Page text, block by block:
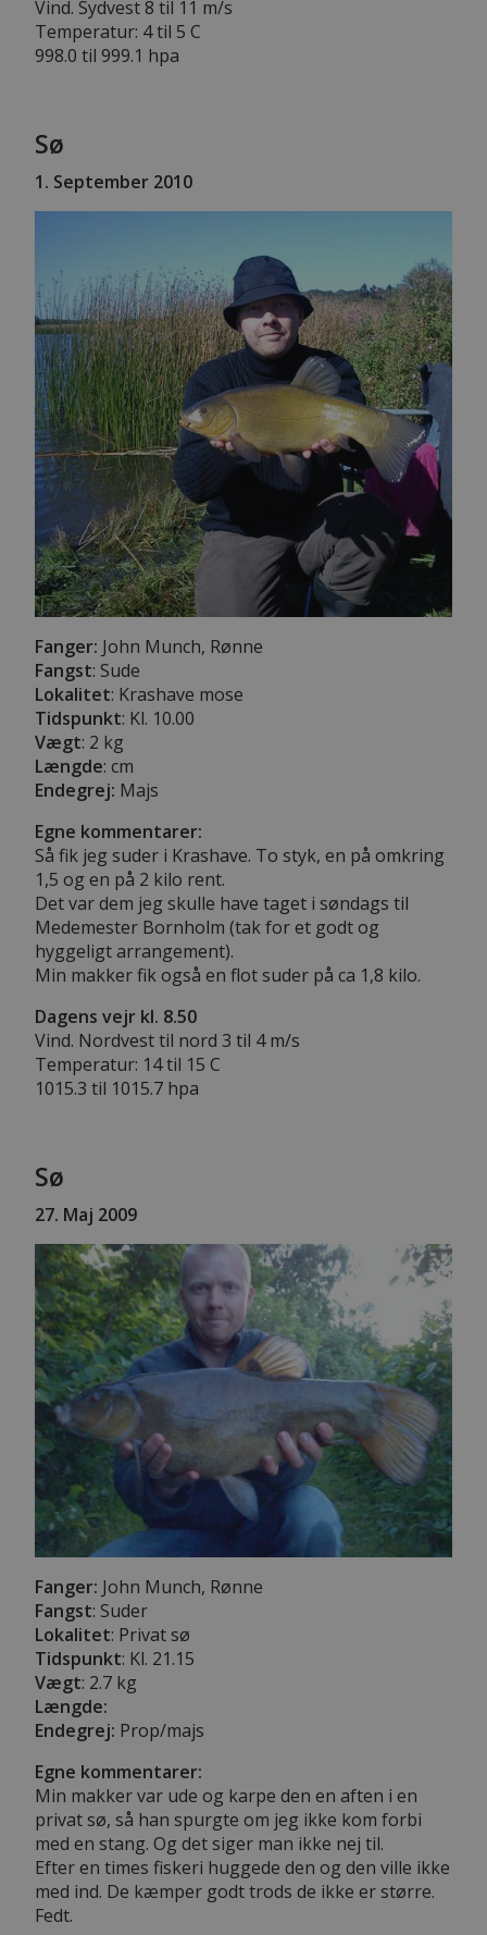
Vind. Sydvest 8 til 11 m/s
Temperatur: 4 til 5 C
998.0 til 999.1 hpa
Sø
1. September 2010
Fanger: John Munch, Rønne
Fangst: Sude
Lokalitet: Krashave mose
Tidspunkt: Kl. 10.00
Vægt: 2 kg
Længde: cm
Endegrej: Majs
Egne kommentarer:
Så fik jeg suder i Krashave. To styk, en på omkring
1,5 og en på 2 kilo rent.
Det var dem jeg skulle have taget i søndags til
Medemester Bornholm (tak for et godt og
hyggeligt arrangement).
Min makker fik også en flot suder på ca 1,8 kilo.
Dagens vejr kl. 8.50
Vind. Nordvest til nord 3 til 4 m/s
Temperatur: 14 til 15 C
1015.3 til 1015.7 hpa
Sø
27. Maj 2009
Fanger: John Munch, Rønne
Fangst: Suder
Lokalitet: Privat sø
Tidspunkt: Kl. 21.15
Vægt: 2.7 kg
Længde:
Endegrej: Prop/majs
Egne kommentarer:
Min makker var ude og karpe den en aften i en
privat sø, så han spurgte om jeg ikke kom forbi
med en stang. Og det siger man ikke nej til.
Efter en times fiskeri huggede den og den ville ikke
med ind. De kæmper godt trods de ikke er større.
Fedt.